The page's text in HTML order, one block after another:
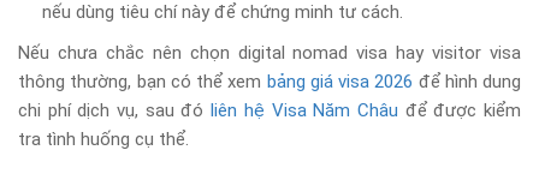
nếu dùng tiêu chí này để chứng minh tư cách.
Nếu chưa chắc nên chọn digital nomad visa hay visitor visa
thông thường, bạn có thể xem bảng giá visa 2026 để hình dung
chi phí dịch vụ, sau đó liên hệ Visa Năm Châu để được kiểm
tra tình huống cụ thể.